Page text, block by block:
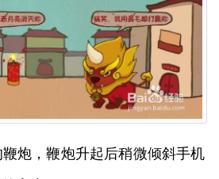
炮，鞭炮升起后稍微倾斜手机